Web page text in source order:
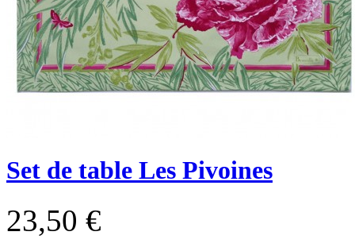
Set de table Les Pivoines
23,50 €